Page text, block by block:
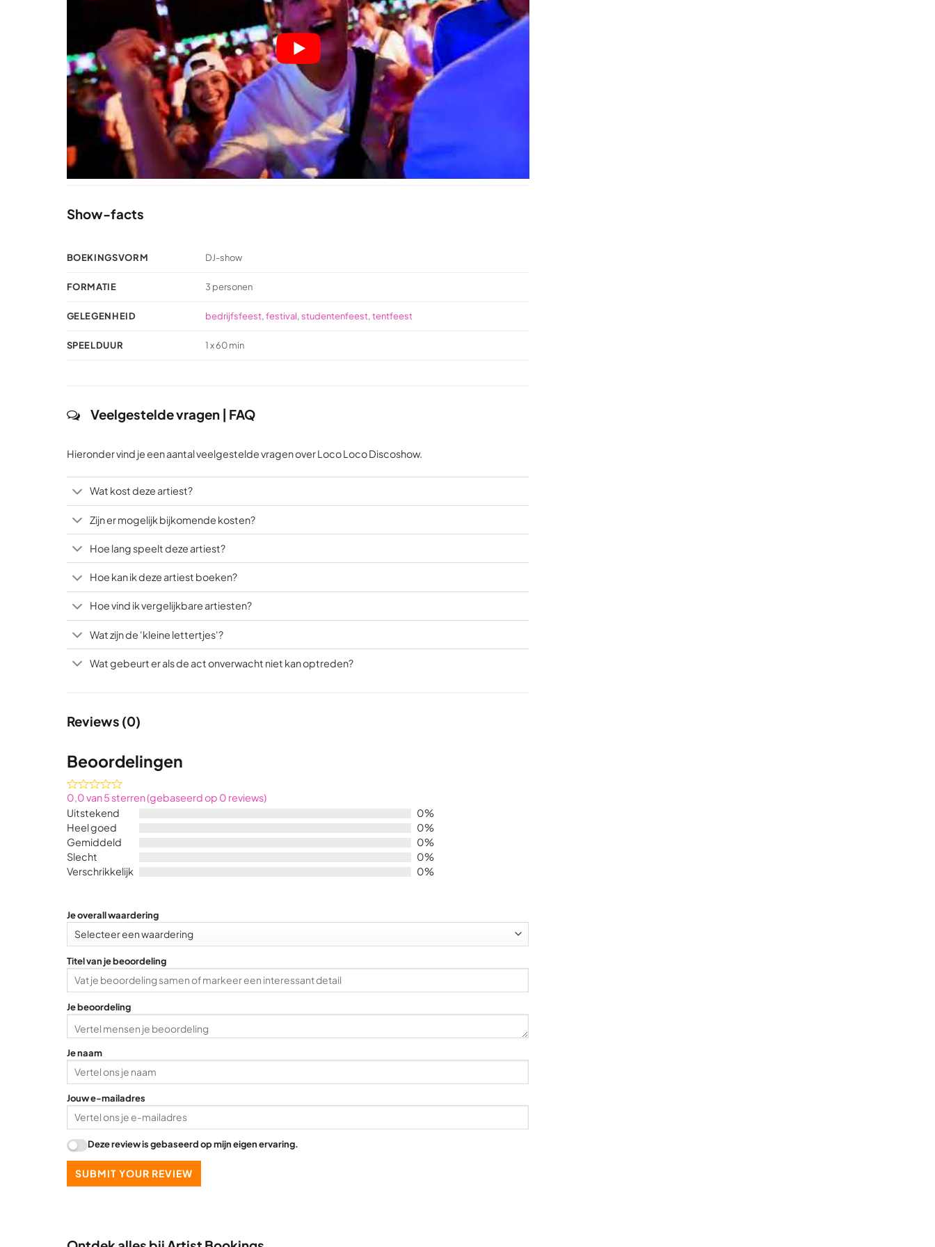
Show-facts
BOEKINGSVORM DJ-show
FORMATIE 3 personen
GELEGENHEID bedrijfsfeest,festival,studentenfeest,tentfeest
SPEELDUUR 1 x 60 min
Veelgestelde vragen | FAQ
Hieronder vind je een aantal veelgestelde vragen over Loco Loco Discoshow.
Wat kost deze artiest?
Zijn er mogelijk bijkomende kosten?
Hoe lang speelt deze artiest?
Hoe kan ik deze artiest boeken?
Hoe vind ik vergelijkbare artiesten?
Wat zijn de 'kleine lettertjes'?
Wat gebeurt er als de act onverwacht niet kan optreden?
Reviews (0)
Beoordelingen
Rated
0,0
out
of
5
0,0 van 5 sterren (gebaseerd op 0 reviews)
Uitstekend
0%
Heel goed
0%
Gemiddeld
0%
Slecht
0%
Verschrikkelijk
0%
Je overall waardering
Titel van je beoordeling
Je beoordeling
Je naam
Jouw e-mailadres
Deze review is gebaseerd op mijn eigen ervaring.
SUBMIT YOUR REVIEW